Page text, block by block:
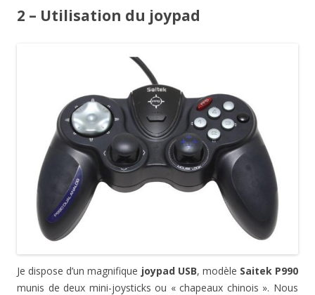
2 – Utilisation du joypad
Je dispose d’un magnifique joypad USB, modèle Saitek P990
munis de deux mini-joysticks ou « chapeaux chinois ». Nous